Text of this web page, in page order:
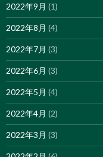
2022年9月 (1)
2022年8月 (4)
2022年7月 (3)
2022年6月 (3)
2022年5月 (4)
2022年4月 (2)
2022年3月 (3)